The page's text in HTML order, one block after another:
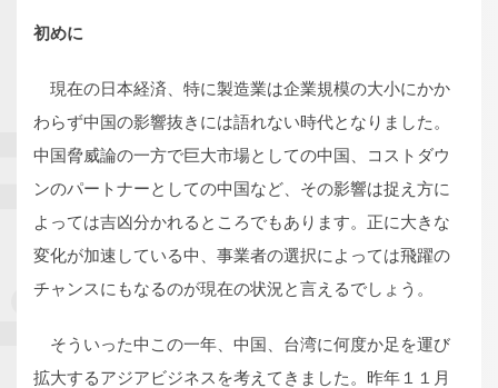
初めに
現在の日本経済、特に製造業は企業規模の大小にかか
わらず中国の影響抜きには語れない時代となりました。
中国脅威論の一方で巨大市場としての中国、コストダウ
ンのパートナーとしての中国など、その影響は捉え方に
よっては吉凶分かれるところでもあります。正に大きな
変化が加速している中、事業者の選択によっては飛躍の
チャンスにもなるのが現在の状況と言えるでしょう。
そういった中この一年、中国、台湾に何度か足を運び
拡大するアジアビジネスを考えてきました。昨年１１月